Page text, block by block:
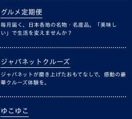
グルメ定期便
毎月届く、日本各地の名物・名産品。「美味し
い」で生活を変えませんか？
ジャパネットクルーズ
ジャパネットが磨き上げたおもてなしで、感動の豪
華クルーズ体験を。
ゆこゆこ